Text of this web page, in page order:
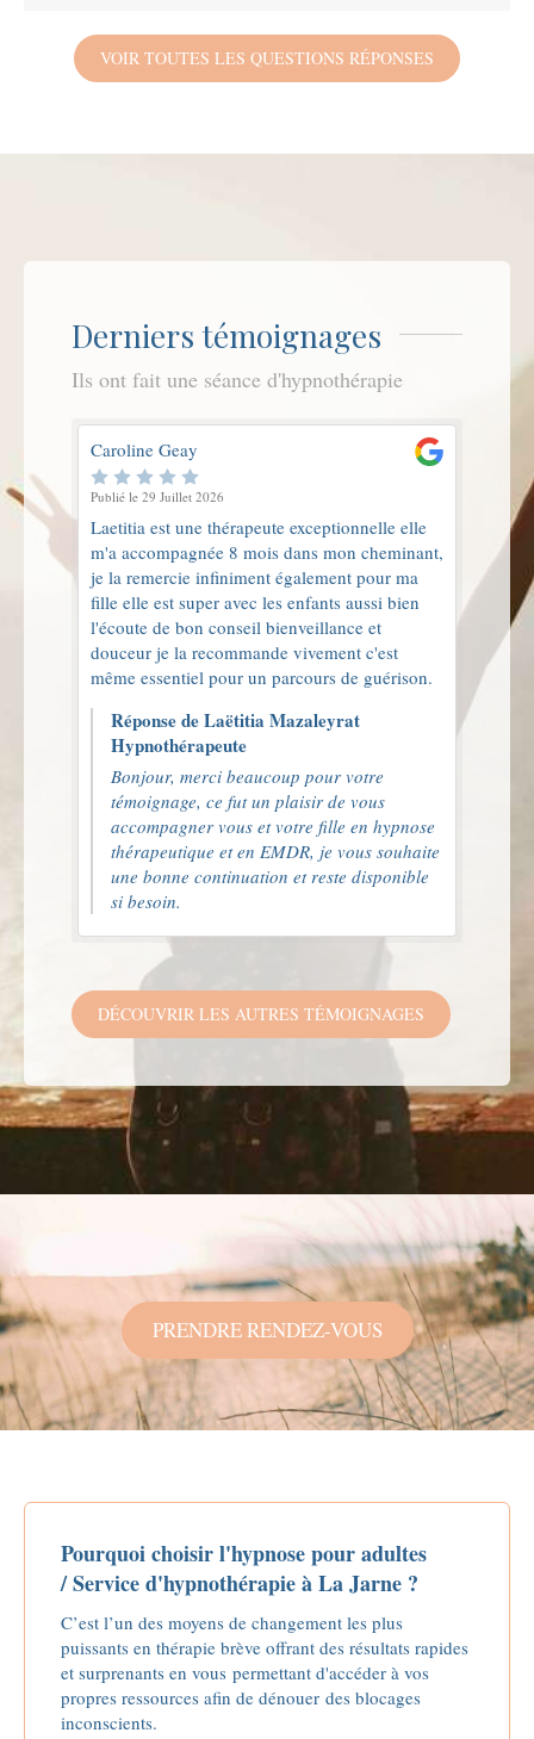
VOIR TOUTES LES QUESTIONS RÉPONSES
Derniers témoignages
Ils ont fait une séance d'hypnothérapie
Caroline Geay
Publié le 29 Juillet 2026
Laetitia est une thérapeute exceptionnelle elle
m'a accompagnée 8 mois dans mon cheminant,
je la remercie infiniment également pour ma
fille elle est super avec les enfants aussi bien
l'écoute de bon conseil bienveillance et
douceur je la recommande vivement c'est
même essentiel pour un parcours de guérison.
Réponse de Laëtitia Mazaleyrat
Hypnothérapeute
Bonjour, merci beaucoup pour votre
témoignage, ce fut un plaisir de vous
accompagner vous et votre fille en hypnose
thérapeutique et en EMDR, je vous souhaite
une bonne continuation et reste disponible
si besoin.
DÉCOUVRIR LES AUTRES TÉMOIGNAGES
PRENDRE RENDEZ-VOUS
Pourquoi choisir l'hypnose pour adultes
/ Service d'hypnothérapie à La Jarne ?
C’est l’un des moyens de changement les plus
puissants en thérapie brève offrant des résultats rapides
et surprenants en vous permettant d'accéder à vos
propres ressources afin de dénouer des blocages
inconscients.